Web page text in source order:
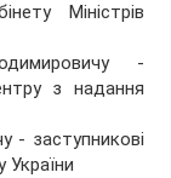
Міністрів
-
з надання
заступникові
України